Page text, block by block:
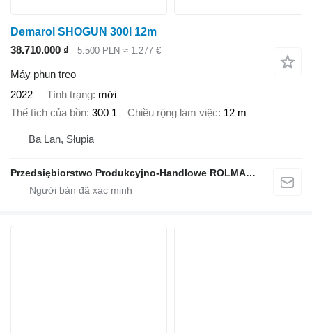
Demarol SHOGUN 300l 12m
38.710.000 ₫
5.500 PLN ≈ 1.277 €
Máy phun treo
2022
Tình trạng mới
Thể tích của bồn 300 1 Chiều rộng làm việc 12 m
Ba Lan, Słupia
Przedsiębiorstwo Produkcyjno-Handlowe ROLMAPOL Marcin Dziekan